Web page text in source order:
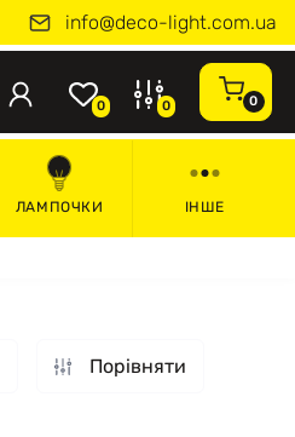
info@deco-light.com.ua
0 0 0
ЛАМПОЧКИ ІНШЕ
Порівняти